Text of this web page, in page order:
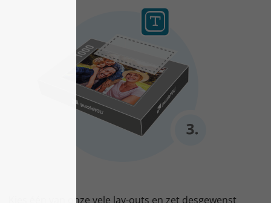
Kies één van onze vele lay-outs en zet desgewenst